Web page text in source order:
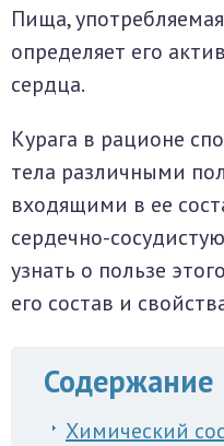
Пища,
определяет его
сердца.
Курага в рационе
тела различными
входящими в ее
сердечно-
узнать о пользе
его состав и
Содержание
Химический
суставы, мышцы